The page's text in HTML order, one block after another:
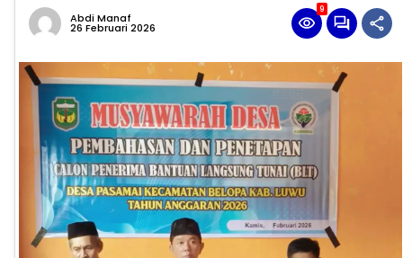
Abdi Manaf
26 Februari 2026
9